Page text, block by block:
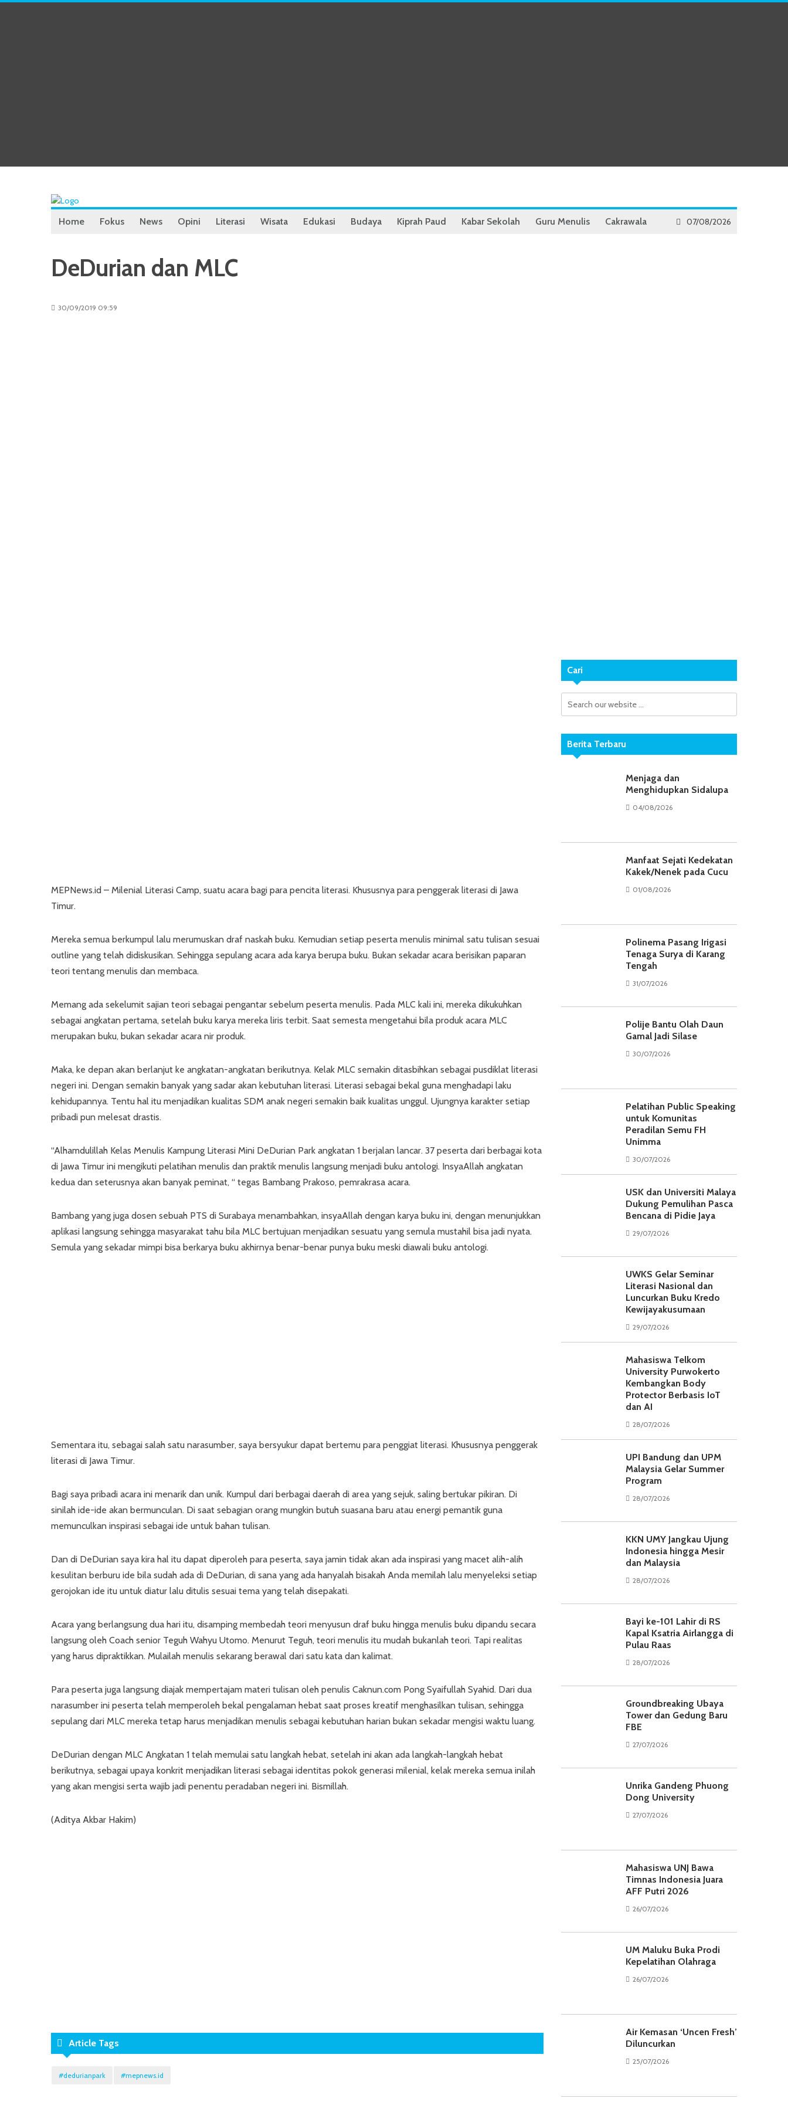
Home Fokus News Opini Literasi Wisata Edukasi Budaya Kiprah Paud Kabar Sekolah Guru Menulis Cakrawala 07/08/2026
DeDurian dan MLC
30/09/2019 09:59
MEPNews.id – Milenial Literasi Camp, suatu acara bagi para pencita literasi. Khususnya para penggerak literasi di Jawa
Timur.
Mereka semua berkumpul lalu merumuskan draf naskah buku. Kemudian setiap peserta menulis minimal satu tulisan sesuai
outline yang telah didiskusikan. Sehingga sepulang acara ada karya berupa buku. Bukan sekadar acara berisikan paparan
teori tentang menulis dan membaca.
Memang ada sekelumit sajian teori sebagai pengantar sebelum peserta menulis. Pada MLC kali ini, mereka dikukuhkan
sebagai angkatan pertama, setelah buku karya mereka liris terbit. Saat semesta mengetahui bila produk acara MLC
merupakan buku, bukan sekadar acara nir produk.
Maka, ke depan akan berlanjut ke angkatan-angkatan berikutnya. Kelak MLC semakin ditasbihkan sebagai pusdiklat literasi
negeri ini. Dengan semakin banyak yang sadar akan kebutuhan literasi. Literasi sebagai bekal guna menghadapi laku
kehidupannya. Tentu hal itu menjadikan kualitas SDM anak negeri semakin baik kualitas unggul. Ujungnya karakter setiap
pribadi pun melesat drastis.
“Alhamdulillah Kelas Menulis Kampung Literasi Mini DeDurian Park angkatan 1 berjalan lancar. 37 peserta dari berbagai kota
di Jawa Timur ini mengikuti pelatihan menulis dan praktik menulis langsung menjadi buku antologi. InsyaAllah angkatan
kedua dan seterusnya akan banyak peminat, “ tegas Bambang Prakoso, pemrakrasa acara.
Bambang yang juga dosen sebuah PTS di Surabaya menambahkan, insyaAllah dengan karya buku ini, dengan menunjukkan
aplikasi langsung sehingga masyarakat tahu bila MLC bertujuan menjadikan sesuatu yang semula mustahil bisa jadi nyata.
Semula yang sekadar mimpi bisa berkarya buku akhirnya benar-benar punya buku meski diawali buku antologi.
Sementara itu, sebagai salah satu narasumber, saya bersyukur dapat bertemu para penggiat literasi. Khususnya penggerak
literasi di Jawa Timur.
Bagi saya pribadi acara ini menarik dan unik. Kumpul dari berbagai daerah di area yang sejuk, saling bertukar pikiran. Di
sinilah ide-ide akan bermunculan. Di saat sebagian orang mungkin butuh suasana baru atau energi pemantik guna
memunculkan inspirasi sebagai ide untuk bahan tulisan.
Dan di DeDurian saya kira hal itu dapat diperoleh para peserta, saya jamin tidak akan ada inspirasi yang macet alih-alih
kesulitan berburu ide bila sudah ada di DeDurian, di sana yang ada hanyalah bisakah Anda memilah lalu menyeleksi setiap
gerojokan ide itu untuk diatur lalu ditulis sesuai tema yang telah disepakati.
Acara yang berlangsung dua hari itu, disamping membedah teori menyusun draf buku hingga menulis buku dipandu secara
langsung oleh Coach senior Teguh Wahyu Utomo. Menurut Teguh, teori menulis itu mudah bukanlah teori. Tapi realitas
yang harus dipraktikkan. Mulailah menulis sekarang berawal dari satu kata dan kalimat.
Para peserta juga langsung diajak mempertajam materi tulisan oleh penulis Caknun.com Pong Syaifullah Syahid. Dari dua
narasumber ini peserta telah memperoleh bekal pengalaman hebat saat proses kreatif menghasilkan tulisan, sehingga
sepulang dari MLC mereka tetap harus menjadikan menulis sebagai kebutuhan harian bukan sekadar mengisi waktu luang.
DeDurian dengan MLC Angkatan 1 telah memulai satu langkah hebat, setelah ini akan ada langkah-langkah hebat
berikutnya, sebagai upaya konkrit menjadikan literasi sebagai identitas pokok generasi milenial, kelak mereka semua inilah
yang akan mengisi serta wajib jadi penentu peradaban negeri ini. Bismillah.
(Aditya Akbar Hakim)
Article Tags
#dedurianpark #mepnews.id
Cari
Berita Terbaru
Menjaga dan
Menghidupkan Sidalupa
04/08/2026
Manfaat Sejati Kedekatan
Kakek/Nenek pada Cucu
01/08/2026
Polinema Pasang Irigasi
Tenaga Surya di Karang
Tengah
31/07/2026
Polije Bantu Olah Daun
Gamal Jadi Silase
30/07/2026
Pelatihan Public Speaking
untuk Komunitas
Peradilan Semu FH
Unimma
30/07/2026
USK dan Universiti Malaya
Dukung Pemulihan Pasca
Bencana di Pidie Jaya
29/07/2026
UWKS Gelar Seminar
Literasi Nasional dan
Luncurkan Buku Kredo
Kewijayakusumaan
29/07/2026
Mahasiswa Telkom
University Purwokerto
Kembangkan Body
Protector Berbasis IoT
dan AI
28/07/2026
UPI Bandung dan UPM
Malaysia Gelar Summer
Program
28/07/2026
KKN UMY Jangkau Ujung
Indonesia hingga Mesir
dan Malaysia
28/07/2026
Bayi ke-101 Lahir di RS
Kapal Ksatria Airlangga di
Pulau Raas
28/07/2026
Groundbreaking Ubaya
Tower dan Gedung Baru
FBE
27/07/2026
Unrika Gandeng Phuong
Dong University
27/07/2026
Mahasiswa UNJ Bawa
Timnas Indonesia Juara
AFF Putri 2026
26/07/2026
UM Maluku Buka Prodi
Kepelatihan Olahraga
26/07/2026
Air Kemasan ‘Uncen Fresh’
Diluncurkan
25/07/2026